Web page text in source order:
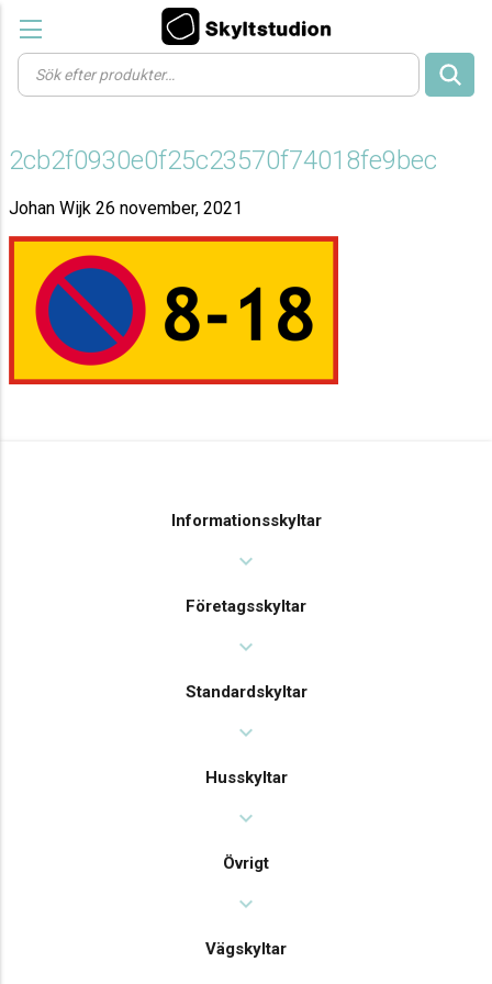
Products
search
2cb2f0930e0f25c23570f74018fe9bec
Johan Wijk 26 november, 2021
Informationsskyltar
expand_more
Företagsskyltar
expand_more
Standardskyltar
expand_more
Husskyltar
expand_more
Övrigt
expand_more
Vägskyltar